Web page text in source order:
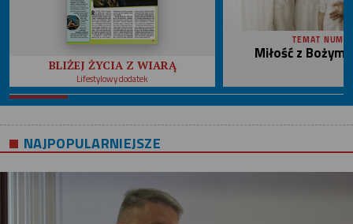
BLIŻEJ ŻYCIA Z WIARĄ
Lifestylowy dodatek
TEMAT
Miłość z
NAJPOPULARNIEJSZE